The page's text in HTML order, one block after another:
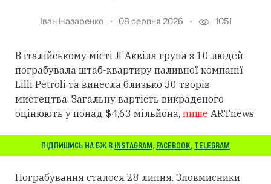
Іван Назаренко 08 серпня 2026 1051
В італійському місті Л'Аквіла група з 10 людей
пограбувала штаб-квартиру паливної компанії
Lilli Petroli та винесла близько 30 творів
мистецтва. Загальну вартість викраденого
оцінюють у понад $4,63 мільйона, пише ARTnews.
ПІДПИШИСЬ НА БЖ В INSTAGRAM, FACEBOOK, TELEGRAM
Пограбування сталося 28 липня. Зловмисники